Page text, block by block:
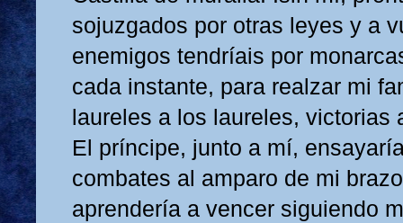
sojuzgados por otras leyes y a
enemigos tendríais por
cada instante, para realzar mi
laureles a los laureles, victorias
El príncipe, junto a mí,
combates al amparo de mi
aprendería a vencer siguiendo